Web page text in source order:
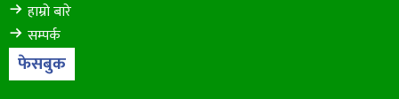
हाम्रो बारे
सम्पर्क
फेसबुक